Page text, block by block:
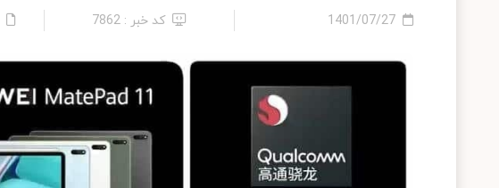
1401/07/27 کد خبر : 7862